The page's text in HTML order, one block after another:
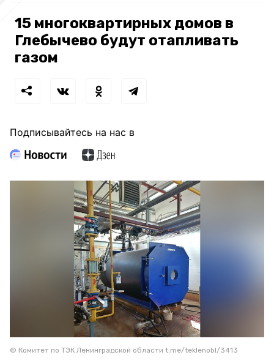
15 многоквартирных домов в
Глебычево будут отапливать
газом
Подписывайтесь на нас в
© Комитет по ТЭК Ленинградской области t.me/teklenobl/3413